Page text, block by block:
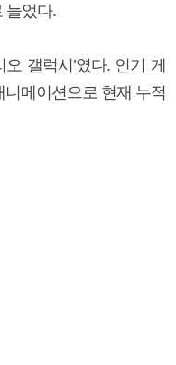
늘었다.
갤럭시’였다. 인기 게
니메이션으로 현재 누적